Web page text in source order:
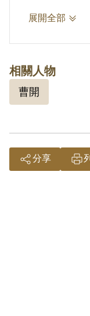
者，是怎樣
生死去，
作歹的人
也沒有什
有比我們什
展開全部
相關人物
曹開
分享